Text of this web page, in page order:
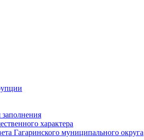
характера
Гагаринского муниципального округа